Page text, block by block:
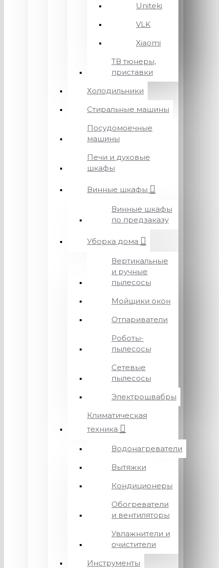
Uniteki
VLK
Xiaomi
ТВ тюнеры,
приставки
Холодильники
Стиральные машины
Посудомоечные
машины
Печи и духовые
шкафы
Винные шкафы
Винные шкафы
по предзаказу
Уборка дома
Вертикальные
и ручные
пылесосы
Мойщики окон
Отпариватели
Роботы-
пылесосы
Сетевые
пылесосы
Электрошвабры
Климатическая
техника
Водонагреватели
Вытяжки
Кондиционеры
Обогреватели
и вентиляторы
Увлажнители и
очистители
Инструменты